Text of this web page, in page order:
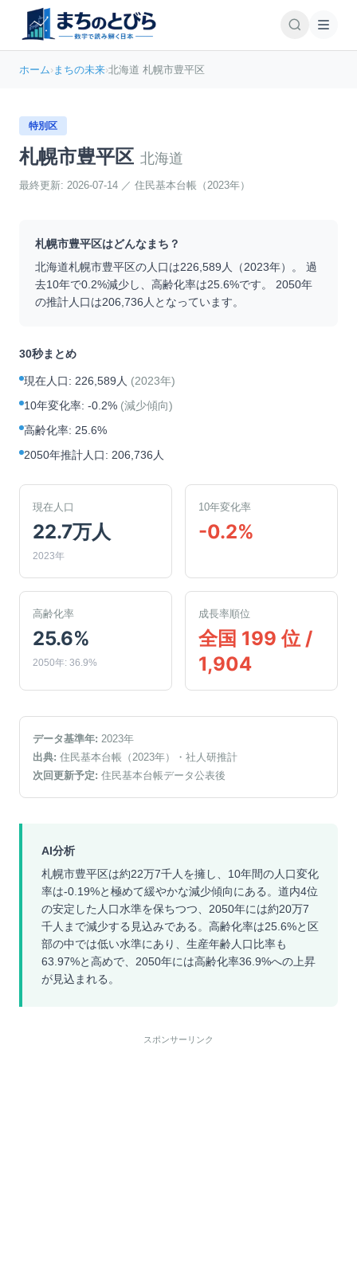
ホーム›まちの未来›北海道 札幌市豊平区
特別区
札幌市豊平区 北海道
最終更新: 2026-07-14 ／ 住民基本台帳（2023年）
札幌市豊平区はどんなまち？
北海道札幌市豊平区の人口は226,589 人（2023年）。 過
去10年で0.2%減少し、高齢化率は25.6%です。 2050年
の推計人口は206,736 人となっています。
30秒まとめ
現在人口: 226,589人 (2023年)
10年変化率: -0.2% (減少傾向)
高齢化率: 25.6%
2050年推計人口: 206,736人
現在人口
22.7万人
2023年
10年変化率
-0.2%
高齢化率
25.6%
2050年: 36.9%
成長率順位
全国 199 位 /
1,904
データ基準年: 2023年
出典: 住民基本台帳（2023年）
・社人研推計
次回更新予定: 住民基本台帳データ公表後
AI分析
札幌市豊平区は約22万7千人を擁し、10年間の人口変化
率は-0.19%と極めて緩やかな減少傾向にある。道内4位
の安定した人口水準を保ちつつ、2050年には約20万7
千人まで減少する見込みである。高齢化率は25.6%と区
部の中では低い水準にあり、生産年齢人口比率も
63.97%と高めで、2050年には高齢化率36.9%への上昇
が見込まれる。
スポンサーリンク